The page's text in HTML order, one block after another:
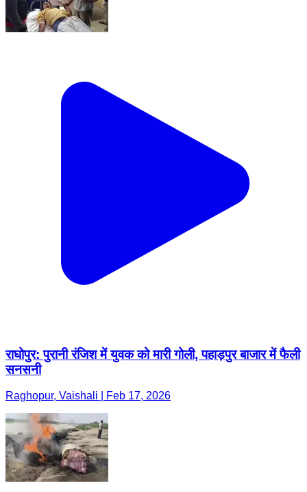
राघोपुर: पुरानी रंजिश में युवक को मारी गोली, पहाड़पुर बाजार में फैली
सनसनी
Raghopur, Vaishali | Feb 17, 2026